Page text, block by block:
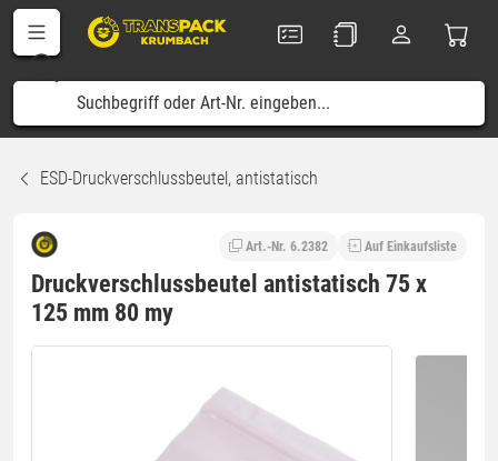
ESD-Druckverschlussbeutel, antistatisch
Art.-Nr. 6.2382 Auf Einkaufsliste
Druckverschlussbeutel antistatisch 75 x
125 mm 80 my